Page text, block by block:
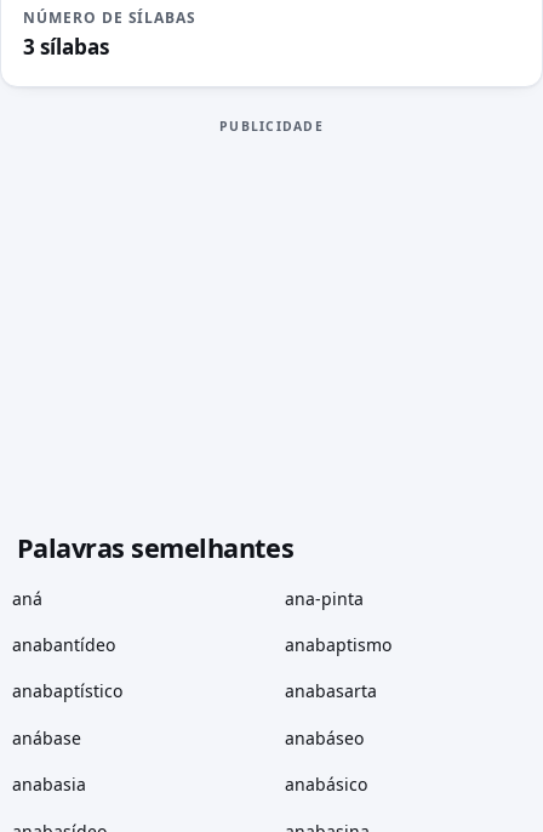
NÚMERO DE SÍLABAS
3 sílabas
PUBLICIDADE
Palavras semelhantes
aná ana-pinta
anabantídeo anabaptismo
anabaptístico anabasarta
anábase anabáseo
anabasia anabásico